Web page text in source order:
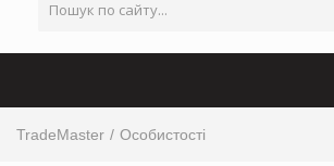
TradeMaster Особистості